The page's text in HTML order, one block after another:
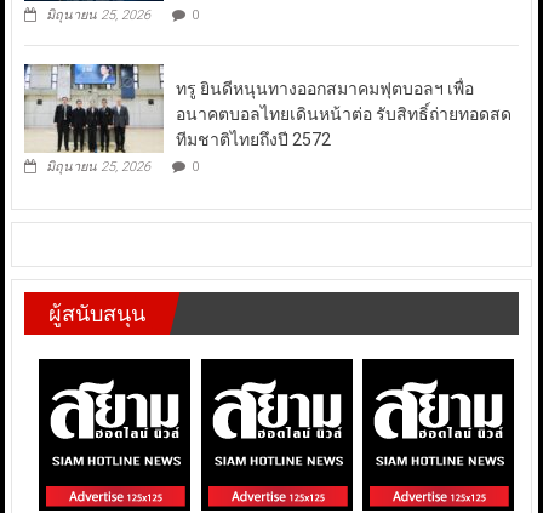
มิถุนายน 25, 2026 0
ทรู ยินดีหนุนทางออกสมาคมฟุตบอลฯ เพื่อ
อนาคตบอลไทยเดินหน้าต่อ รับสิทธิ์ถ่ายทอดสด
ทีมชาติไทยถึงปี 2572
มิถุนายน 25, 2026 0
ผู้สนับสนุน